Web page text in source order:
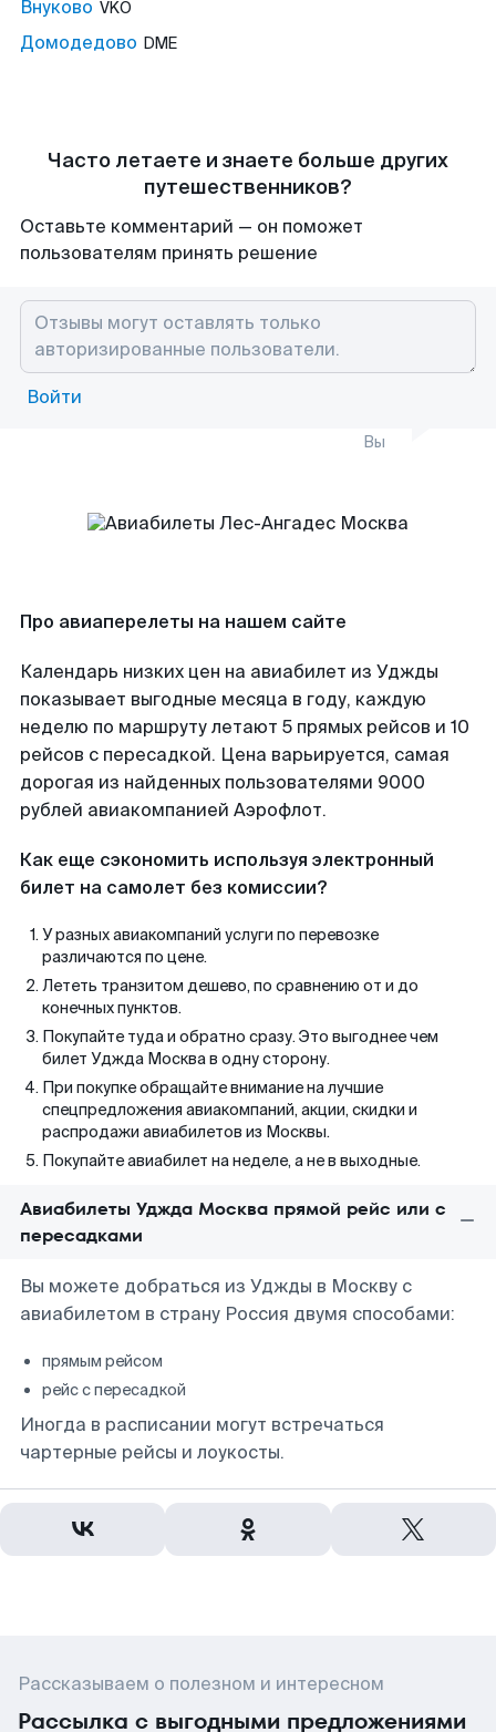
Внуково VKO
Домодедово DME
Часто летаете и знаете больше других
путешественников?
Оставьте комментарий — он поможет
пользователям принять решение
Войти
Вы
Про авиаперелеты на нашем сайте
Календарь низких цен на авиабилет из Уджды
показывает выгодные месяца в году, каждую
неделю по маршруту летают 5 прямых рейсов и 10
рейсов с пересадкой. Цена варьируется, самая
дорогая из найденных пользователями 9000
рублей авиакомпанией Аэрофлот.
Как еще сэкономить используя электронный
билет на самолет без комиссии?
У разных авиакомпаний услуги по перевозке
различаются по цене.
Лететь транзитом дешево, по сравнению от и до
конечных пунктов.
Покупайте туда и обратно сразу. Это выгоднее чем
билет Уджда Москва в одну сторону.
При покупке обращайте внимание на лучшие
спецпредложения авиакомпаний, акции, скидки и
распродажи авиабилетов из Москвы.
Покупайте авиабилет на неделе, а не в выходные.
Авиабилеты Уджда Москва прямой рейс или с
пересадками
Вы можете добраться из Уджды в Москву с
авиабилетом в страну Россия двумя способами:
прямым рейсом
рейс с пересадкой
Иногда в расписании могут встречаться
чартерные рейсы и лоукосты.
Рассказываем о полезном и интересном
Рассылка с выгодными предложениями